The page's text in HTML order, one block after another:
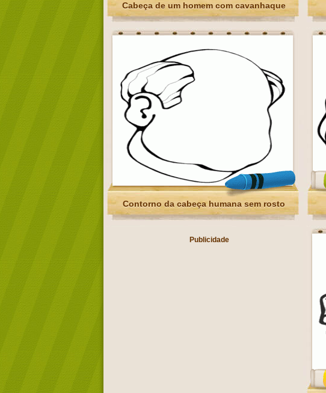
Cabeça de um homem com cavanhaque
Contorno da cabeça humana sem rosto
Publicidade